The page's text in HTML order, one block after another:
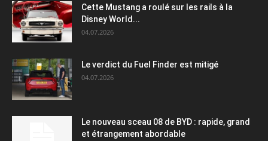
Cette Mustang a roulé sur les rails à la
Disney World...
04.07.2026
Le verdict du Fuel Finder est mitigé
04.07.2026
Le nouveau sceau 08 de BYD : rapide, grand
et étrangement abordable